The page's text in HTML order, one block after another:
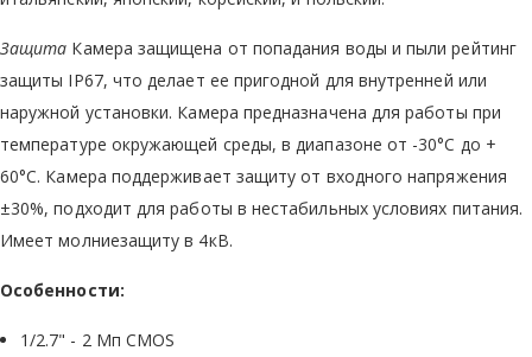
Защита Камера защищена от попадания воды и пыли рейтинг
защиты IP67, что делает ее пригодной для внутренней или
наружной установки. Камера предназначена для работы при
температуре окружающей среды, в диапазоне от -30°C до +
60°С. Камера поддерживает защиту от входного напряжения
±30%, подходит для работы в нестабильных условиях питания.
Имеет молниезащиту в 4кВ.
Особенности:
1/2.7" - 2 Мп CMOS